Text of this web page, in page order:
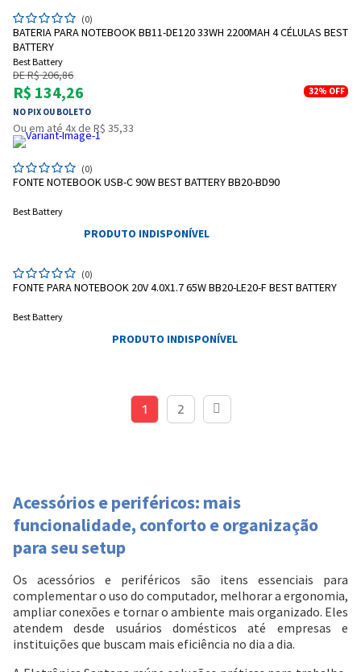
(0)
BATERIA PARA NOTEBOOK BB11-DE120 33WH 2200MAH 4 CÉLULAS BEST
BATTERY
Best Battery
DE R$ 206,86
R$ 134,26
NO PIX OU BOLETO
32% OFF
Ou em até 4x de R$ 35,33
(0)
FONTE NOTEBOOK USB-C 90W BEST BATTERY BB20-BD90
Best Battery
PRODUTO INDISPONÍVEL
(0)
FONTE PARA NOTEBOOK 20V 4.0X1.7 65W BB20-LE20-F BEST BATTERY
Best Battery
PRODUTO INDISPONÍVEL
1 2
Acessórios e periféricos: mais
funcionalidade, conforto e organização
para seu setup
Os acessórios e periféricos são itens essenciais para
complementar o uso do computador, melhorar a ergonomia,
ampliar conexões e tornar o ambiente mais organizado. Eles
atendem desde usuários domésticos até empresas e
instituições que buscam mais eficiência no dia a dia.